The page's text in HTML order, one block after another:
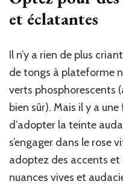
et éclatantes
Il n’y a rien de plus
de tongs à plateforme
verts phosphorescents
bien sûr). Mais il y a
d’adopter la teinte
s’engager dans le rose
adoptez des accents et
nuances vives et